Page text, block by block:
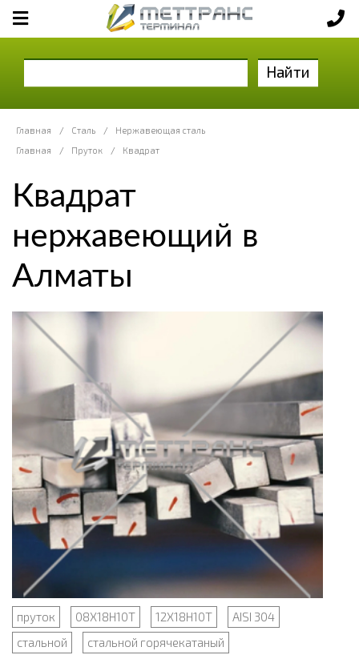
Найти
Главная / Сталь /
Нержавеющая сталь
Главная
/ Пруток / Квадрат
Квадрат
нержавеющий в
Алматы
пруток 08Х18Н10Т 12Х18Н10Т
AISI 304
стальной
стальной горячекатаный